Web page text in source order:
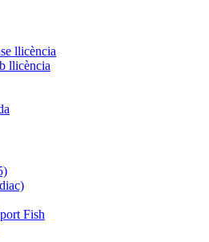
llicència
llicència
Fish